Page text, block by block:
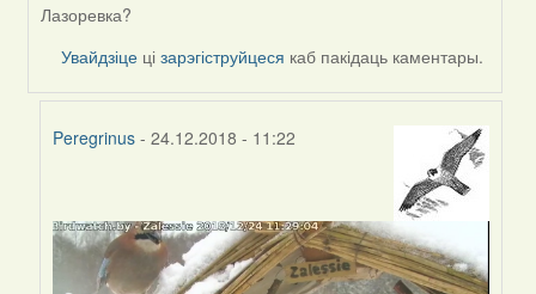
In
reply
by
Лазоревка?
Увайдзіце цізарэгіструйцеся каб пакідаць каментары.
Peregrinus - 24.12.2018 - 11:22
to
by
Наталья